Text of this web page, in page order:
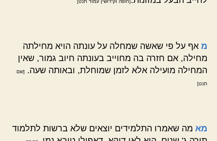
מ אף על פי שאשה שמחלה על עונתה הויא מחילתה
מחילה, אם חזרה בה מחוייב בעונתה חיוב גמור, שאין
המחילה מועילה אלא לזמן שמוחלת, ובאותה שעה.
[שם
תנט]
מא מה שאמרו התלמידים יוצאים שלא ברשות לתלמוד